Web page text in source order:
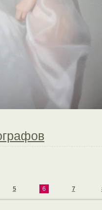
5 6 7